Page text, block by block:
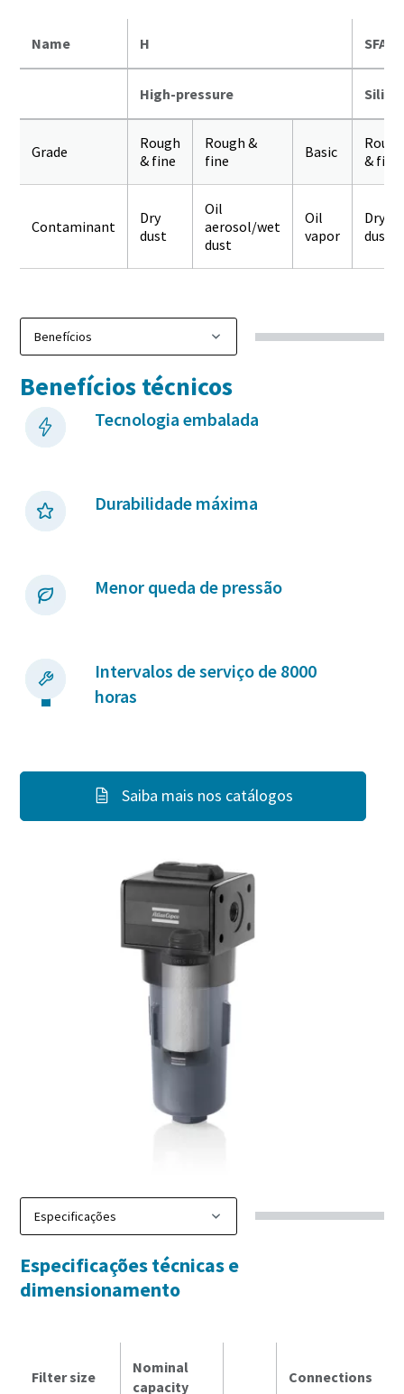
Name H SFA
High-pressure
Grade
Rough
& fine
Rough &
fine
Basic
Rough
& fine
Contaminant
Dry
dust
Oil
aerosol/wet
dust
Oil
vapor
Dry
dust
Benefícios técnicos
Tecnologia embalada
Durabilidade máxima
Menor queda de pressão
Intervalos de serviço de 8000
horas
Saiba mais nos catálogos
Especificações técnicas e
dimensionamento
Filter size
Nominal
capacity
Connections